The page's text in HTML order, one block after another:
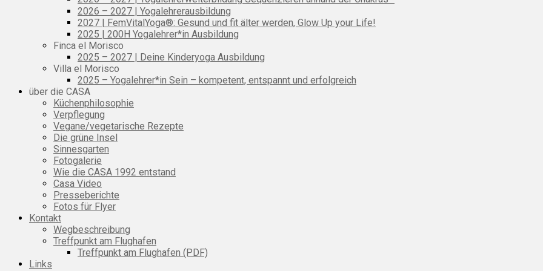
2026 – 2027 | Yogalehrerausbildung
2027 | FemVitalYoga®: Gesund und fit älter werden, Glow Up your Life!
2025 | 200H Yogalehrer*in Ausbildung
Finca el Morisco
2025 – 2027 | Deine Kinderyoga Ausbildung
Villa el Morisco
2025 – Yogalehrer*in Sein – kompetent, entspannt und erfolgreich
über die CASA
Küchenphilosophie
Verpflegung
Vegane/vegetarische Rezepte
Die grüne Insel
Sinnesgarten
Fotogalerie
Wie die CASA 1992 entstand
Casa Video
Presseberichte
Fotos für Flyer
Kontakt
Wegbeschreibung
Treffpunkt am Flughafen
Treffpunkt am Flughafen (PDF)
Links